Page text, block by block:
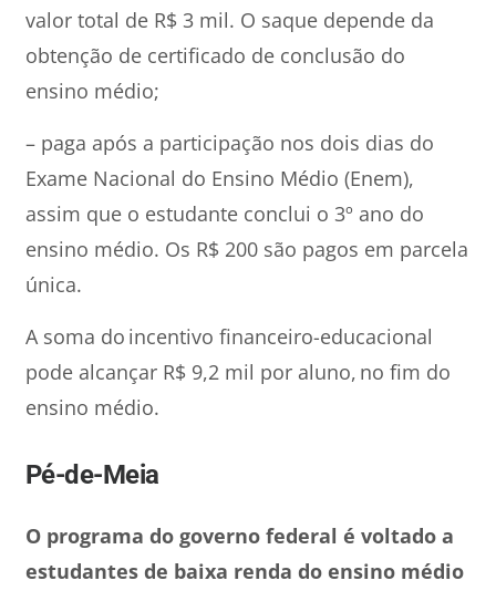
valor total de R$ 3 mil. O saque depende da
obtenção de certificado de conclusão do
ensino médio;
– paga após a participação nos dois dias do
Exame Nacional do Ensino Médio (Enem),
assim que o estudante conclui o 3º ano do
ensino médio. Os R$ 200 são pagos em parcela
única.
A soma do incentivo financeiro-educacional
pode alcançar R$ 9,2 mil por aluno, no fim do
ensino médio.
Pé-de-Meia
O programa do governo federal é voltado a
estudantes de baixa renda do ensino médio